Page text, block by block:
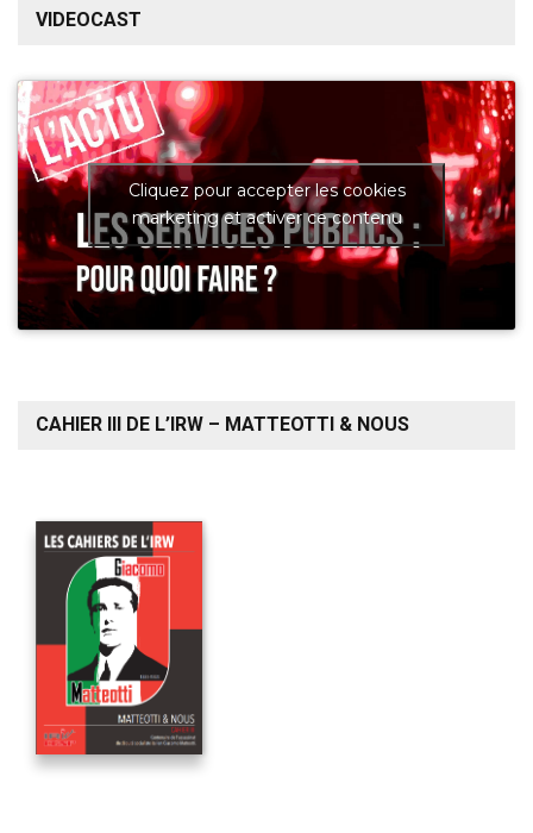
VIDEOCAST
Cliquez pour accepter les cookies
marketing et activer ce contenu
CAHIER III DE L’IRW – MATTEOTTI & NOUS